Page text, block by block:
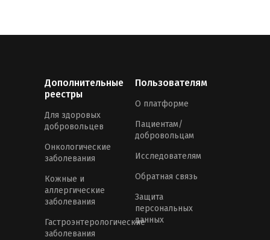
Дополнительные
реестры
Для здоровых
добровольцев
Онкологические
заболевания
Кожные и
аллергические
заболевания
Гастроэнтерологические
заболевания
Пользователям
О платформе
Пациентам/
добровольцам
Исследователям
Обратная связь
Защита
персональных
данных